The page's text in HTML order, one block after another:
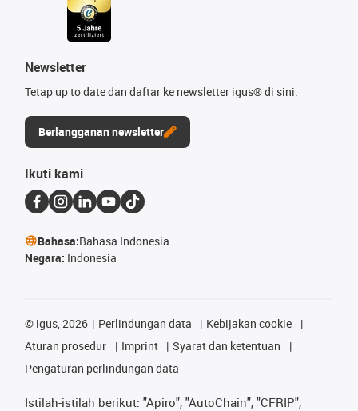
Newsletter
Tetap up to date dan daftar ke newsletter igus® di sini.
Berlangganan newsletter
Ikuti kami
Bahasa:Bahasa Indonesia
Negara: Indonesia
© igus, 2026 Perlindungan data
Kebijakan cookie
Aturan prosedur
Imprint
Syarat dan ketentuan
Pengaturan perlindungan data
Istilah-istilah berikut: "Apiro", "AutoChain", "CFRIP",